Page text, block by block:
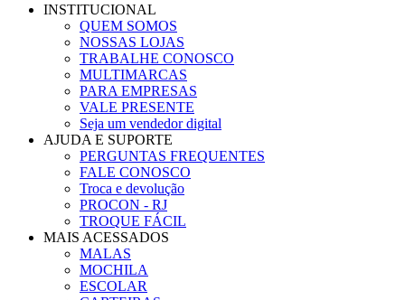
INSTITUCIONAL
QUEM SOMOS
NOSSAS LOJAS
TRABALHE CONOSCO
MULTIMARCAS
PARA EMPRESAS
VALE PRESENTE
Seja um vendedor digital
AJUDA E SUPORTE
PERGUNTAS FREQUENTES
FALE CONOSCO
Troca e devolução
PROCON - RJ
TROQUE FÁCIL
MAIS ACESSADOS
MALAS
MOCHILA
ESCOLAR